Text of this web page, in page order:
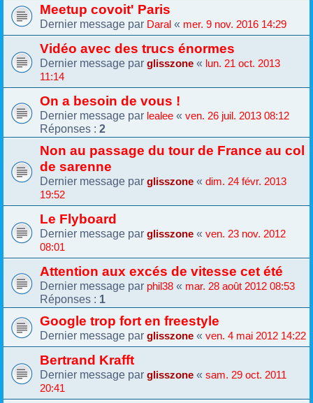
Meetup covoit' Paris
Dernier message par Daral « mer. 9 nov. 2016 14:29
Vidéo avec des trucs énormes
Dernier message par glisszone « lun. 21 oct. 2013
11:14
On a besoin de vous !
Dernier message par lealee « ven. 26 juil. 2013 08:12
Réponses : 2
Non au passage du tour de France au col
de sarenne
Dernier message par glisszone « dim. 24 févr. 2013
19:52
Le Flyboard
Dernier message par glisszone « ven. 23 nov. 2012
08:01
Attention aux excés de vitesse cet été
Dernier message par phil38 « mar. 28 août 2012 08:53
Réponses : 1
Google trop fort en freestyle
Dernier message par glisszone « ven. 4 mai 2012 14:22
Bertrand Krafft
Dernier message par glisszone « sam. 29 oct. 2011
20:41